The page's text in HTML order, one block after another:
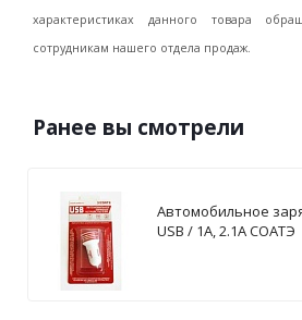
характеристиках данного товара
сотрудникам нашего отдела продаж.
Ранее вы смотрели
Автомобильное
USB / 1А, 2.1А СОАТЭ